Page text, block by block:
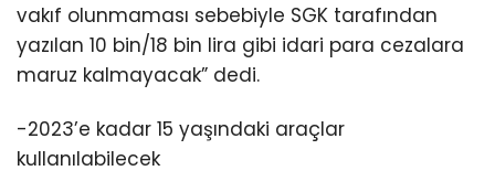
vakıf olunmaması sebebiyle SGK tarafından
yazılan 10 bin/18 bin lira gibi idari para cezalara
maruz kalmayacak” dedi.
-2023’e kadar 15 yaşındaki araçlar
kullanılabilecek